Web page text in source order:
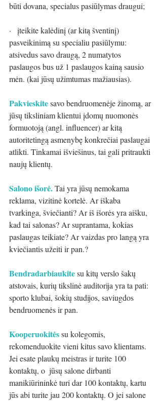
būti dovana, specialus pasiūlymas draugui;
·   įteikite kalėdinį (ar kitą šventinį)
pasveikinimą su specialiu pasiūlymu:
atsivedus savo draugą, 2 numatytos
paslaugos bus už 1 paslaugos kainą sausio
mėn. (kai jūsų užimtumas mažiausias).
Pakvieskitesavo bendruomenėje žinomą, ar
jūsų tiksliniam klientui įdomų nuomonės
formuotoją (angl. influencer) ar kitą
autoritetingą asmenybę konkrečiai paslaugai
atlikti. Tinkamai išviešinus, tai gali pritraukti
naujų klientų.
Salono išorė.Tai yra jūsų nemokama
reklama, vizitinė kortelė. Ar iškaba
tvarkinga, šviečianti? Ar iš išorės yra aišku,
kad tai salonas? Ar suprantama, kokias
paslaugas teikiate? Ar vaizdas pro langą yra
kviečiantis užeiti ir pan.?
Bendradarbiaukite su kitų verslo šakų
atstovais, kurių tikslinė auditorija yra ta pati:
sporto klubai, šokių studijos, saviugdos
bendruomenės ir pan.
Kooperuokitės su kolegomis,
rekomenduokite vieni kitus savo klientams.
Jei esate plaukų meistras ir turite 100
kontaktų, o  jūsų salone dirbanti
manikiūrininkė turi dar 100 kontaktų, kartu
jūs abi turite jau 200 kontaktų. O jei salone